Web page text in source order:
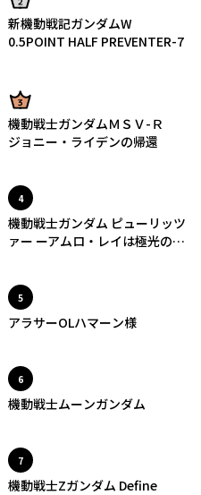
新機動戦記ガンダムW
0.5POINT HALF PREVENTER-7
機動戦士ガンダムＭＳＶ-Ｒ
ジョニー・ライデンの帰還
4位
機動戦士ガンダム ピューリッツ
ァー ーアムロ・レイは極光の彼
5位
アラサーOLハマーン様
6位
機動戦士ムーンガンダム
7位
機動戦士Zガンダム Define